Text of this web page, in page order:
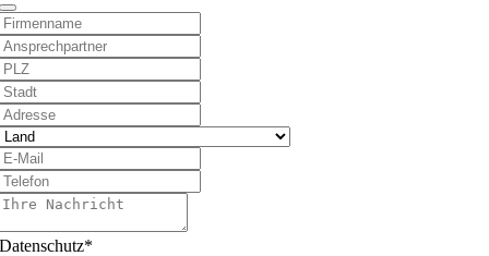
Datenschutz*